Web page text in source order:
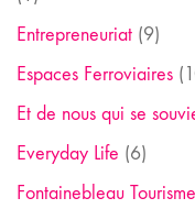
Entrepreneuriat (9)
Espaces Ferroviaires
Et de nous qui se
Everyday Life (6)
Fontainebleau Tourisme